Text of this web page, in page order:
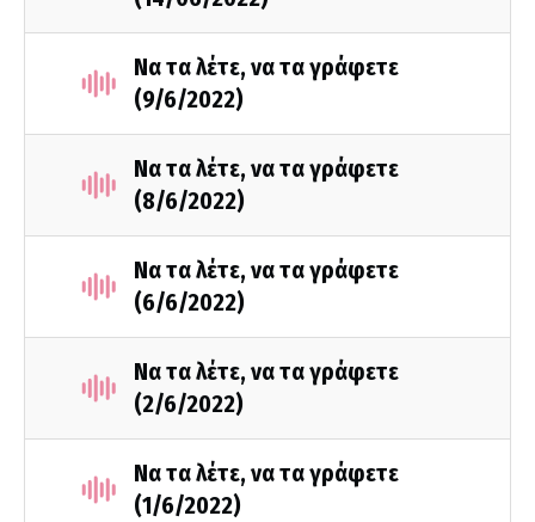
Να τα λέτε, να τα γράφετε
(9/6/2022)
Να τα λέτε, να τα γράφετε
(8/6/2022)
Να τα λέτε, να τα γράφετε
(6/6/2022)
Να τα λέτε, να τα γράφετε
(2/6/2022)
Να τα λέτε, να τα γράφετε
(1/6/2022)